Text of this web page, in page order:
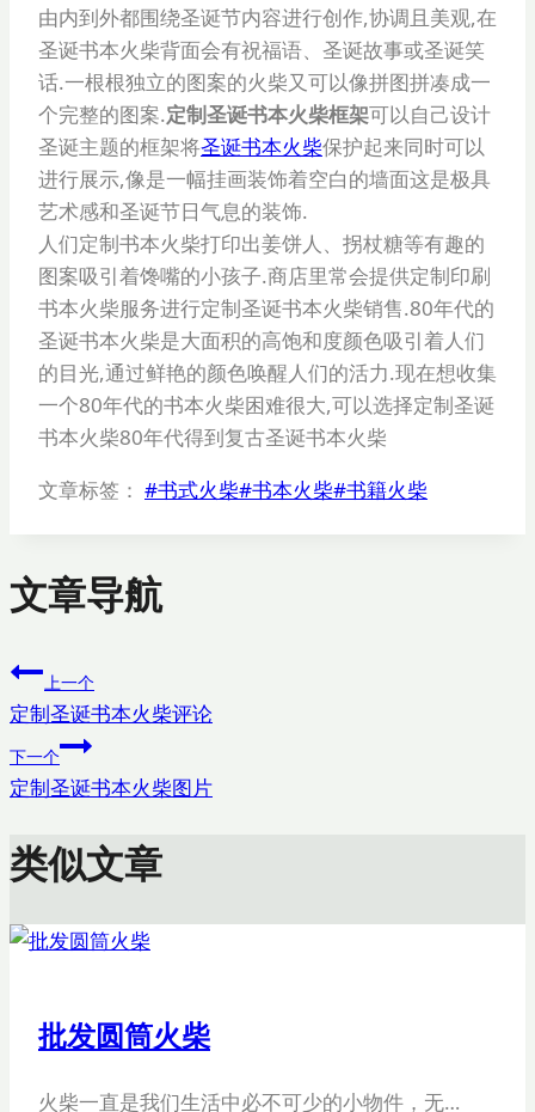
由内到外都围绕圣诞节内容进行创作,协调且美观,在
圣诞书本火柴背面会有祝福语、圣诞故事或圣诞笑
话.一根根独立的图案的火柴又可以像拼图拼凑成一
个完整的图案.定制圣诞书本火柴框架可以自己设计
圣诞主题的框架将圣诞书本火柴保护起来同时可以
进行展示,像是一幅挂画装饰着空白的墙面这是极具
艺术感和圣诞节日气息的装饰.
人们定制书本火柴打印出姜饼人、拐杖糖等有趣的
图案吸引着馋嘴的小孩子.商店里常会提供定制印刷
书本火柴服务进行定制圣诞书本火柴销售.80年代的
圣诞书本火柴是大面积的高饱和度颜色吸引着人们
的目光,通过鲜艳的颜色唤醒人们的活力.现在想收集
一个80年代的书本火柴困难很大,可以选择定制圣诞
书本火柴80年代得到复古圣诞书本火柴
文章标签： #书式火柴#书本火柴#书籍火柴
文章导航
上一个
定制圣诞书本火柴评论
下一个
定制圣诞书本火柴图片
类似文章
批发圆筒火柴
火柴一直是我们生活中必不可少的小物件，无…